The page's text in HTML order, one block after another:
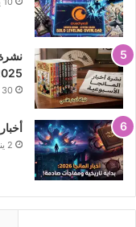
30 نوفمبر، 2025
أخبار المانجا
2 يناير، 2026